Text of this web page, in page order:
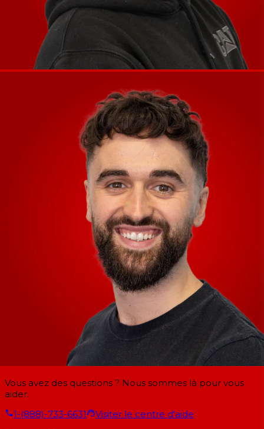
Vous avez des questions ? Nous sommes là pour vous
aider.
1-(888)-733-6631
Visiter le centre d'aide